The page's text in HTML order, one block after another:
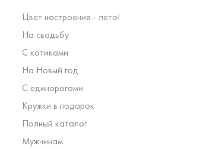
Цвет настроения - лето!
На свадьбу
С котиками
На Новый год
С единорогами
Кружки в подарок
Полный каталог
Мужчинам